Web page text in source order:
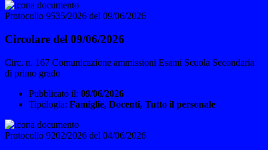
Protocollo 9535/2026 del 09/06/2026
Circolare del 09/06/2026
Circ. n. 167 Comunicazione ammissioni Esami Scuola Secondaria
di primo grado
Pubblicato il: 09/06/2026
Tipologia: Famiglie, Docenti, Tutto il personale
Protocollo 9202/2026 del 04/06/2026